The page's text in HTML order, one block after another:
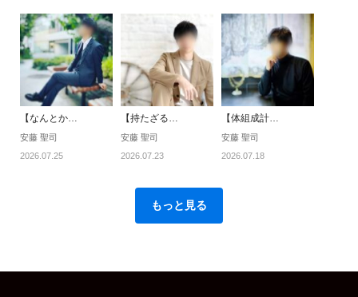
【なんとか…
安藤 聖司
2026.07.25
【持たざる…
安藤 聖司
2026.07.23
【体組成計…
安藤 聖司
2026.07.18
もっと見る